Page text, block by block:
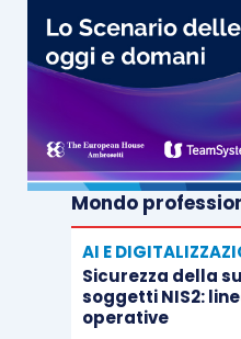
implementare presidi
organizzazioni.
La strategia da
consiste nel
comunicare la
l’architettura
Le imprese “vincenti”,
sostenibilità, saranno
Mondo
AI E
Sicurezza della
soggetti NIS2:
operative